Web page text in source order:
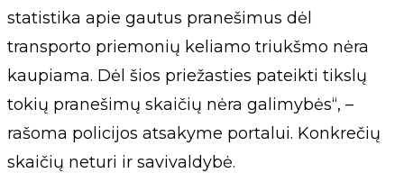
statistika apie gautus pranešimus dėl
transporto priemonių keliamo triukšmo nėra
kaupiama. Dėl šios priežasties pateikti tikslų
tokių pranešimų skaičių nėra galimybės“, –
rašoma policijos atsakyme portalui. Konkrečių
skaičių neturi ir savivaldybė.